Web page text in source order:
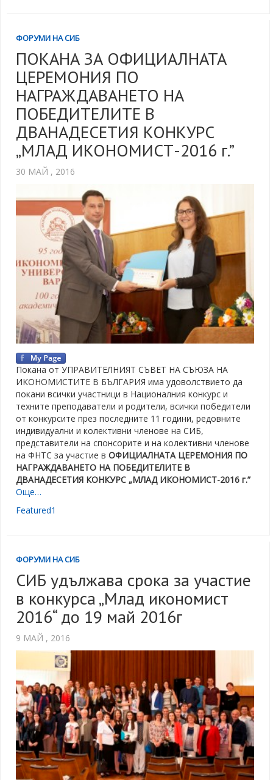
ФОРУМИ НА СИБ
ПОКАНА ЗА ОФИЦИАЛНАТА
ЦЕРЕМОНИЯ ПО
НАГРАЖДАВАНЕТО НА
ПОБЕДИТЕЛИТЕ В
ДВАНАДЕСЕТИЯ КОНКУРС
„МЛАД ИКОНОМИСТ-2016 г.”
30 МАЙ , 2016
Покана от УПРАВИТЕЛНИЯТ СЪВЕТ НА СЪЮЗА НА
ИКОНОМИСТИТЕ В БЪЛГАРИЯ има удоволствието да
покани всички участници в Националния конкурс и
техните преподаватели и родители, всички победители
от конкурсите през последните 11 години, редовните
индивидуални и колективни членове на СИБ,
представители на спонсорите и на колективни членове
на ФНТС за участие в ОФИЦИАЛНАТА ЦЕРЕМОНИЯ ПО
НАГРАЖДАВАНЕТО НА ПОБЕДИТЕЛИТЕ В
ДВАНАДЕСЕТИЯ КОНКУРС „МЛАД ИКОНОМИСТ-2016 г.”
Още…
Featured1
ФОРУМИ НА СИБ
СИБ удължава срока за участие
в конкурса „Млад икономист
2016“ до 19 май 2016г
9 МАЙ , 2016